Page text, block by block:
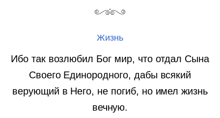
Жизнь
Ибо так возлюбил Бог мир, что отдал Сына
Своего Единородного, дабы всякий
верующий в Него, не погиб, но имел жизнь
вечную.